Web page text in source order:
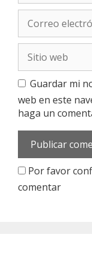
m
r
r
e
o
e
l
r
ó
n
t
i
o
w
e
Guardar mi
web en este
haga un
Por favor
comentar